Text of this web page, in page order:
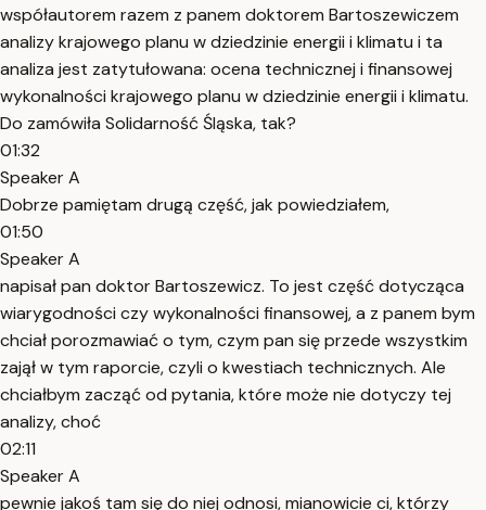
współautorem razem z panem doktorem Bartoszewiczem
analizy krajowego planu w dziedzinie energii i klimatu i ta
analiza jest zatytułowana: ocena technicznej i finansowej
wykonalności krajowego planu w dziedzinie energii i klimatu.
Do zamówiła Solidarność Śląska, tak?
01:32
Speaker A
Dobrze pamiętam drugą część, jak powiedziałem,
01:50
Speaker A
napisał pan doktor Bartoszewicz. To jest część dotycząca
wiarygodności czy wykonalności finansowej, a z panem bym
chciał porozmawiać o tym, czym pan się przede wszystkim
zajął w tym raporcie, czyli o kwestiach technicznych. Ale
chciałbym zacząć od pytania, które może nie dotyczy tej
analizy, choć
02:11
Speaker A
pewnie jakoś tam się do niej odnosi, mianowicie ci, którzy